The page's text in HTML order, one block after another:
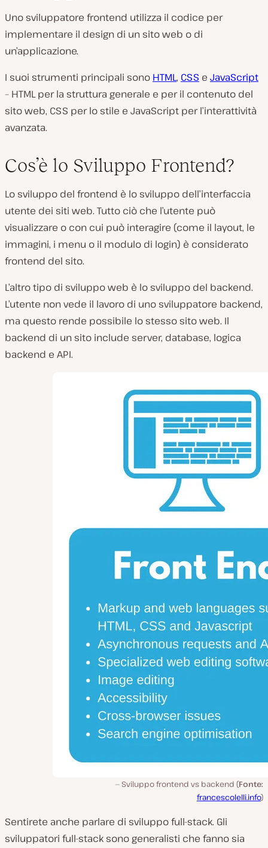
Uno sviluppatore frontend utilizza il codice per
implementare il design di un sito web o di
un’applicazione.
I suoi strumenti principali sono HTML, CSS e JavaScript
– HTML per la struttura generale e per il contenuto del
sito web, CSS per lo stile e JavaScript per l’interattività
avanzata.
Cos’è lo Sviluppo Frontend?
Lo sviluppo del frontend è lo sviluppo dell’interfaccia
utente dei siti web. Tutto ciò che l’utente può
visualizzare o con cui può interagire (come il layout, le
immagini, i menu o il modulo di login) è considerato
frontend del sito.
L’altro tipo di sviluppo web è lo sviluppo del backend.
L’utente non vede il lavoro di uno sviluppatore backend,
ma questo rende possibile lo stesso sito web. Il
backend di un sito include server, database, logica
backend e API.
Sviluppo frontend vs backend (Fonte:
francescolelli.info)
Sentirete anche parlare di sviluppo full-stack. Gli
sviluppatori full-stack sono generalisti che fanno sia